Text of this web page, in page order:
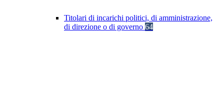
Titolari di incarichi politici, di amministrazione,
di direzione o di governo 64